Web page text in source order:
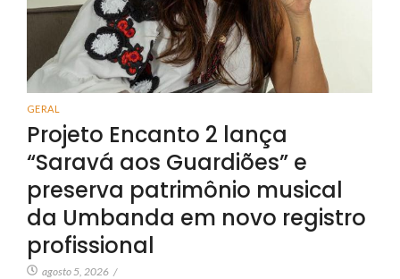
GERAL
Projeto Encanto 2 lança
“Saravá aos Guardiões” e
preserva patrimônio musical
da Umbanda em novo registro
profissional
agosto 5, 2026 /